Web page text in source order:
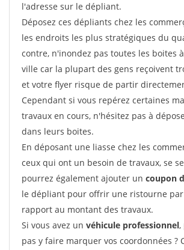
l'adresse sur le dépliant.
Déposez ces dépliants chez les
les endroits les plus stratégiques du
contre, n'inondez pas toutes les boites
ville car la plupart des gens reçoivent
et votre flyer risque de partir
Cependant si vous repérez certaines
travaux en cours, n'hésitez pas à
dans leurs boites.
En déposant une liasse chez les
ceux qui ont un besoin de travaux, se
pourrez également ajouter un coupon
le dépliant pour offrir une ristourne
rapport au montant des travaux.
Si vous avez un véhicule professionnel,
pas y faire marquer vos coordonnées ?